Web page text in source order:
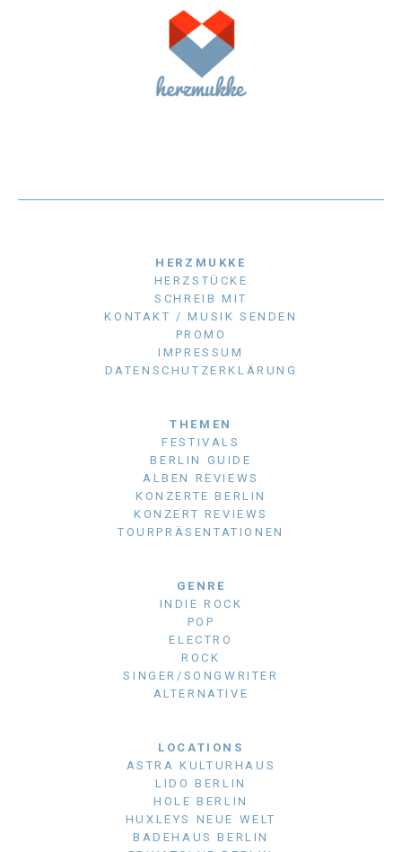
HERZMUKKE
HERZSTÜCKE
SCHREIB MIT
KONTAKT / MUSIK SENDEN
PROMO
IMPRESSUM
DATENSCHUTZERKLÄRUNG
THEMEN
FESTIVALS
BERLIN GUIDE
ALBEN REVIEWS
KONZERTE BERLIN
KONZERT REVIEWS
TOURPRÄSENTATIONEN
GENRE
INDIE ROCK
POP
ELECTRO
ROCK
SINGER/SONGWRITER
ALTERNATIVE
LOCATIONS
ASTRA KULTURHAUS
LIDO BERLIN
HOLE BERLIN
HUXLEYS NEUE WELT
BADEHAUS BERLIN